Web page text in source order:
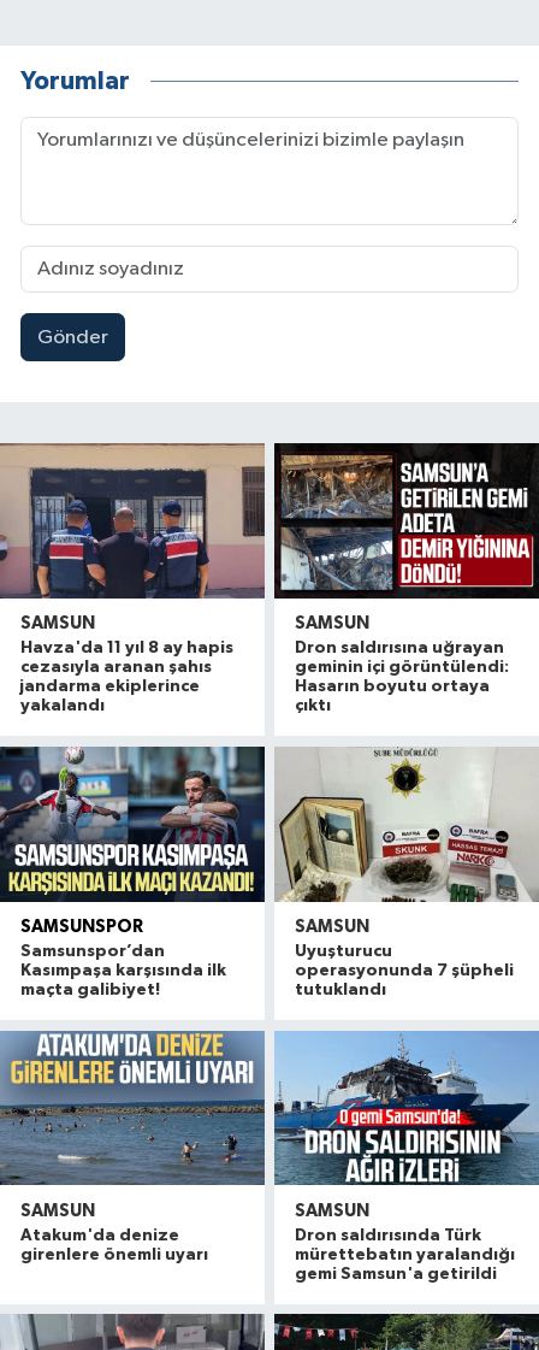
Yorumlar
Gönder
SAMSUN
Havza'da 11 yıl 8 ay hapis
cezasıyla aranan şahıs
jandarma ekiplerince
yakalandı
SAMSUN
Dron saldırısına uğrayan
geminin içi görüntülendi:
Hasarın boyutu ortaya
çıktı
SAMSUNSPOR
Samsunspor’dan
Kasımpaşa karşısında ilk
maçta galibiyet!
SAMSUN
Uyuşturucu
operasyonunda 7 şüpheli
tutuklandı
SAMSUN
Atakum'da denize
girenlere önemli uyarı
SAMSUN
Dron saldırısında Türk
mürettebatın yaralandığı
gemi Samsun'a getirildi